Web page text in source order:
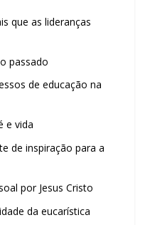
que as lideranças
passado
de educação na
e vida
de inspiração para a
por Jesus Cristo
da eucarística